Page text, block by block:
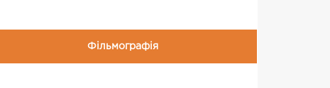
Фільмографія